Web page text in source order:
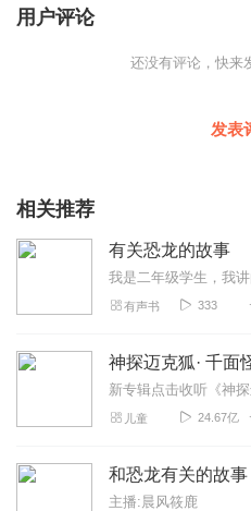
用户评论
还没有评论，快来
发表
相关推荐
有关恐龙的故事
有声书 333
儿童 24.67亿
和恐龙有关的故事
主播:晨风筱鹿